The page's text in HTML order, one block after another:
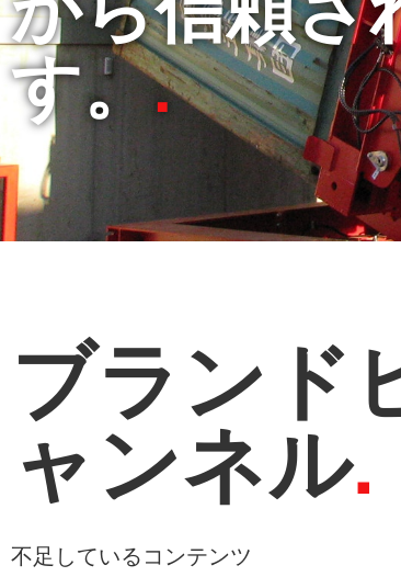
す。
ブランド
ャンネル
不足しているコンテンツ